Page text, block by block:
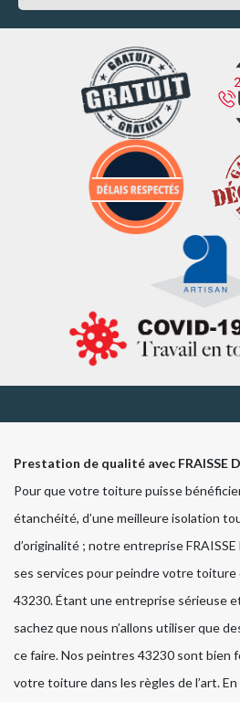
Prestation de qualité avec FRAISSE
Pour que votre toiture puisse
étanchéité, d’une meilleure isolation
d’originalité ; notre entreprise
ses services pour peindre votre toiture
43230. Étant une entreprise sérieuse
sachez que nous n’allons utiliser que
ce faire. Nos peintres 43230 sont bien
votre toiture dans les règles de l’art.